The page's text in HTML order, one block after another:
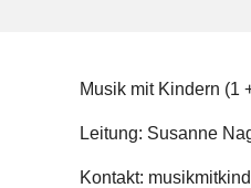
Musik mit Kindern (1
Leitung: Susanne
Kontakt: